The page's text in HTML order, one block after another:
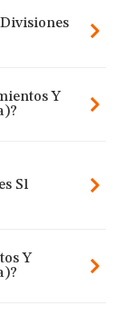
Y
Sl
Y